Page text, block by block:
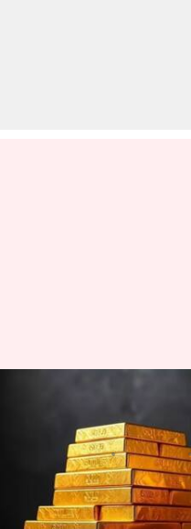
प्रधानमंत्री की
रुपये से ज्यादा
दिनेश चंद शर्मा Jun 28, 2026
क्या है खबर?